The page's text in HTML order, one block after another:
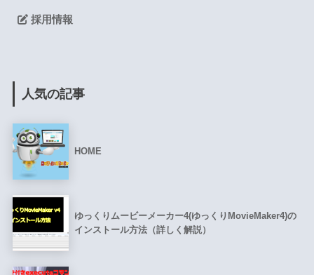
採用情報
人気の記事
HOME
ゆっくりムービーメーカー4(ゆっくりMovieMaker4)の
インストール方法（詳しく解説）